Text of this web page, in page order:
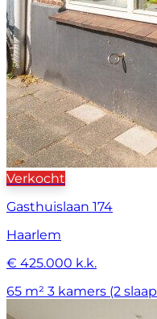
Verkocht
Gasthuislaan 174
Haarlem
€ 425.000 k.k.
65 m² 3 kamers (2